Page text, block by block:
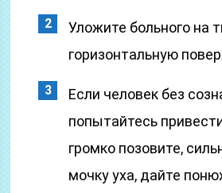
Уложите больного на
горизонтальную
Если человек без
попытайтесь
громко позовите,
мочку уха, дайте